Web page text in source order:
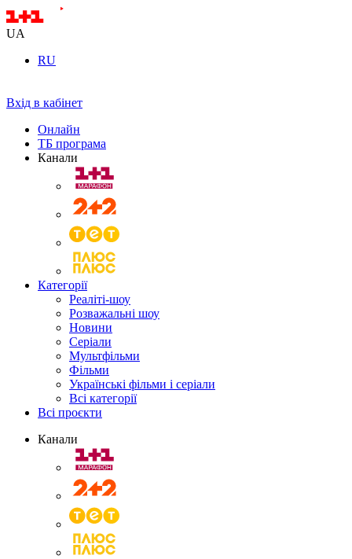
UA
RU
Вхід в кабінет
Онлайн
ТБ програма
Канали
Категорії
Реаліті-шоу
Розважальні шоу
Новини
Серіали
Мультфільми
Фільми
Українські фільми і серіали
Всі категорії
Всі проєкти
Канали